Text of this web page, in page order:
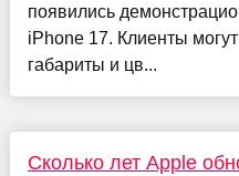
появились
iPhone 17. Клиенты
габариты и цв...
Сколько лет Apple